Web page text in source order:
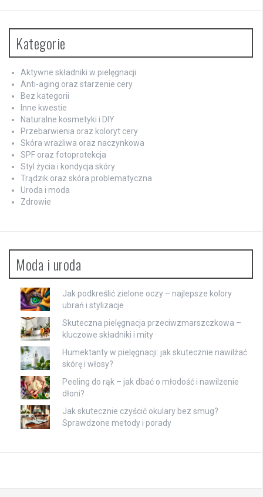
Kategorie
Aktywne składniki w pielęgnacji
Anti-aging oraz starzenie cery
Bez kategorii
Inne kwestie
Naturalne kosmetyki i DIY
Przebarwienia oraz koloryt cery
Skóra wrażliwa oraz naczynkowa
SPF oraz fotoprotekcja
Styl życia i kondycja skóry
Trądzik oraz skóra problematyczna
Uroda i moda
Zdrowie
Moda i uroda
Jak podkreślić zielone oczy – najlepsze kolory
ubrań i stylizacje
Skuteczna pielęgnacja przeciwzmarszczkowa –
kluczowe składniki i mity
Humektanty w pielęgnacji: jak skutecznie nawilżać
skórę i włosy?
Peeling do rąk – jak dbać o młodość i nawilżenie
dłoni?
Jak skutecznie czyścić okulary bez smug?
Sprawdzone metody i porady